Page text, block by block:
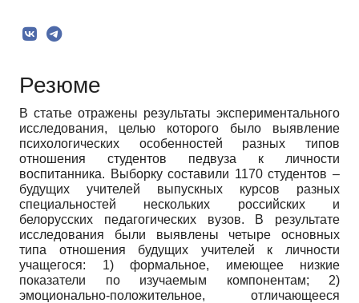
Резюме
В статье отражены результаты экспериментального
исследования, целью которого было выявление
психологических особенностей разных типов
отношения студентов педвуза к личности
воспитанника. Выборку составили 1170 студентов –
будущих учителей выпускных курсов разных
специальностей нескольких российских и
белорусских педагогических вузов. В результате
исследования были выявлены четыре основных
типа отношения будущих учителей к личности
учащегося: 1) формальное, имеющее низкие
показатели по изучаемым компонентам; 2)
эмоционально-положительное, отличающееся